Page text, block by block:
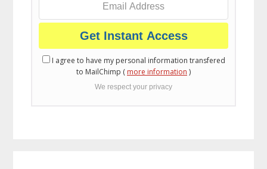
I agree to have my personal information transfered
to MailChimp ( more information )
We respect your privacy